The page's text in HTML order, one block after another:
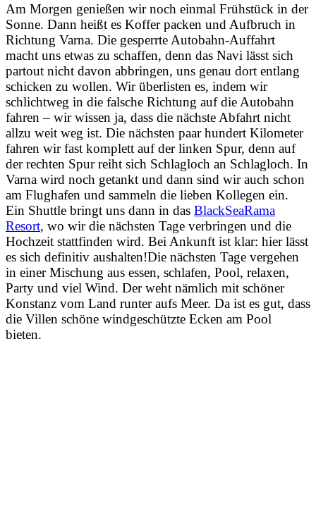
Am Morgen genießen wir noch einmal Frühstück in der
Sonne. Dann heißt es Koffer packen und Aufbruch in
Richtung Varna. Die gesperrte Autobahn-Auffahrt
macht uns etwas zu schaffen, denn das Navi lässt sich
partout nicht davon abbringen, uns genau dort entlang
schicken zu wollen. Wir überlisten es, indem wir
schlichtweg in die falsche Richtung auf die Autobahn
fahren – wir wissen ja, dass die nächste Abfahrt nicht
allzu weit weg ist. Die nächsten paar hundert Kilometer
fahren wir fast komplett auf der linken Spur, denn auf
der rechten Spur reiht sich Schlagloch an Schlagloch. In
Varna wird noch getankt und dann sind wir auch schon
am Flughafen und sammeln die lieben Kollegen ein.
Ein Shuttle bringt uns dann in das BlackSeaRama
Resort, wo wir die nächsten Tage verbringen und die
Hochzeit stattfinden wird. Bei Ankunft ist klar: hier lässt
es sich definitiv aushalten!Die nächsten Tage vergehen
in einer Mischung aus essen, schlafen, Pool, relaxen,
Party und viel Wind. Der weht nämlich mit schöner
Konstanz vom Land runter aufs Meer. Da ist es gut, dass
die Villen schöne windgeschützte Ecken am Pool
bieten.